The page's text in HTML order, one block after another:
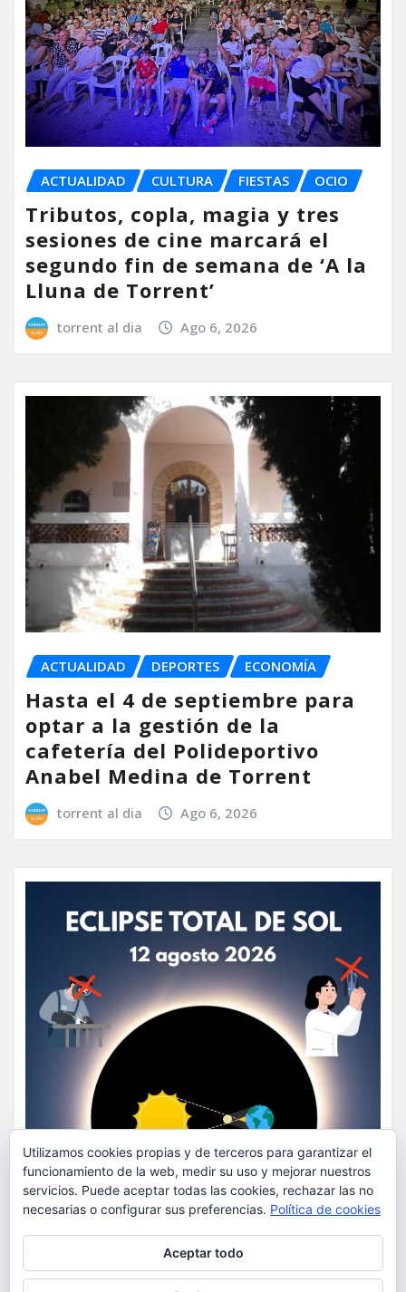
ACTUALIDAD CULTURA FIESTAS OCIO
Tributos, copla, magia y tres
sesiones de cine marcará el
segundo fin de semana de ‘A la
Lluna de Torrent’
torrent al dia Ago 6, 2026
ACTUALIDAD DEPORTES ECONOMÍA
Hasta el 4 de septiembre para
optar a la gestión de la
cafetería del Polideportivo
Anabel Medina de Torrent
torrent al dia Ago 6, 2026
Utilizamos cookies propias y de terceros para garantizar el
funcionamiento de la web, medir su uso y mejorar nuestros
servicios. Puede aceptar todas las cookies, rechazar las no
necesarias o configurar sus preferencias. Política de cookies
Aceptar todo